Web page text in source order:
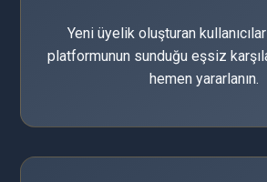
Yeni üyelik oluşturan
platformunun sunduğu eşsiz
hemen yararlanın.